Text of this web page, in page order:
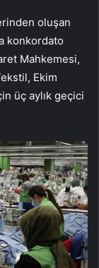
oluşan
konkordato
Mahkemesi,
Ekim
üç aylık geçici